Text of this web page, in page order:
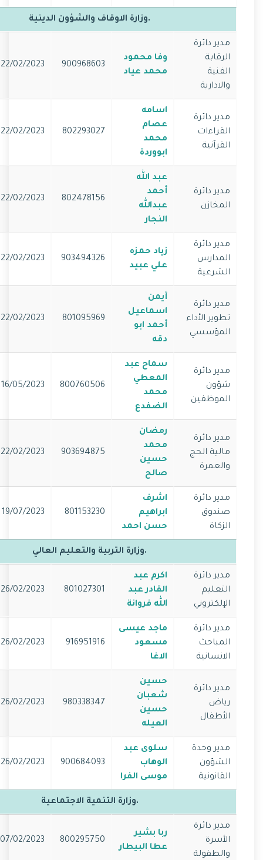
.وزارة الاوقاف والشؤون الدينية
مدير دائرة
الرقابة
الفنية
والادارية
وفا محمود
محمد عياد
900968603
22/02/2023
مدير دائرة
القراءات
القرآنية
اسامه
عصام
محمد
ابووردة
802293027
22/02/2023
مدير دائرة
المخازن
عبد الله
أحمد
عبدالله
النجار
802478156
22/02/2023
مدير دائرة
المدارس
الشرعية
زياد حمزه
علي عبيد
903494326
22/02/2023
مدير دائرة
تطوير الأداء
المؤسسي
أيمن
اسماعيل
أحمد ابو
دقه
801095969
22/02/2023
مدير دائرة
شؤون
الموظفين
سماح عبد
المعطي
محمد
الضفدع
800760506
16/05/2023
مدير دائرة
مالية الحج
والعمرة
رمضان
محمد
حسين
صالح
903694875
22/02/2023
مدير دائرة
صندوق
الزكاة
اشرف
ابراهيم
حسن احمد
801153230
19/07/2023
.وزارة التربية والتعليم العالي
مدير دائرة
التعليم
الإلكتروني
اكرم عبد
القادر عبد
الله فروانة
801027301
26/02/2023
مدير دائرة
المباحث
الانسانية
ماجد عيسى
مسعود
الاغا
916951916
26/02/2023
مدير دائرة
رياض
الأطفال
حسين
شعبان
حسين
العيله
980338347
26/02/2023
مدير وحدة
الشؤون
القانونية
سلوى عبد
الوهاب
موسى الفرا
900684093
26/02/2023
.وزارة التنمية الاجتماعية
مدير دائرة
الأسرة
والطفولة
ربا بشير
عطا البيطار
800295750
07/02/2023